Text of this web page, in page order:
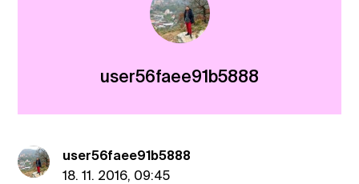
user56faee91b5888
user56faee91b5888
18. 11. 2016, 09:45